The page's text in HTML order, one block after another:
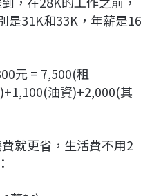
是31K和33K，年薪是16
元 = 7,500(租
油資)+2,000(其
就更省，生活費不用2